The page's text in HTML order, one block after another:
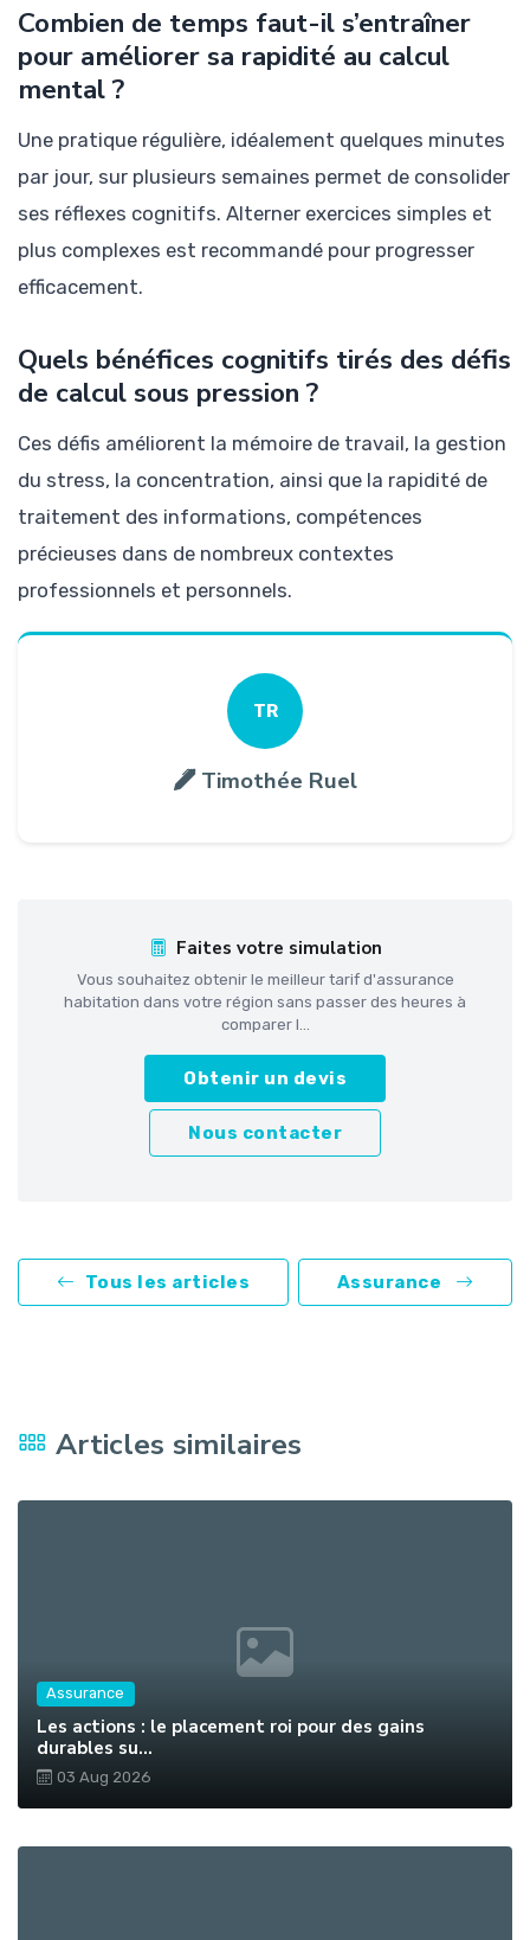
Combien de temps faut-il s’entraîner
pour améliorer sa rapidité au calcul
mental ?
Une pratique régulière, idéalement quelques minutes
par jour, sur plusieurs semaines permet de consolider
ses réflexes cognitifs. Alterner exercices simples et
plus complexes est recommandé pour progresser
efficacement.
Quels bénéfices cognitifs tirés des défis
de calcul sous pression ?
Ces défis améliorent la mémoire de travail, la gestion
du stress, la concentration, ainsi que la rapidité de
traitement des informations, compétences
précieuses dans de nombreux contextes
professionnels et personnels.
TR
Timothée Ruel
Faites votre simulation
Vous souhaitez obtenir le meilleur tarif d'assurance
habitation dans votre région sans passer des heures à
comparer l...
Obtenir un devis
Nous contacter
Tous les articles Assurance
Articles similaires
Assurance
Les actions : le placement roi pour des gains
durables su...
03 Aug 2026